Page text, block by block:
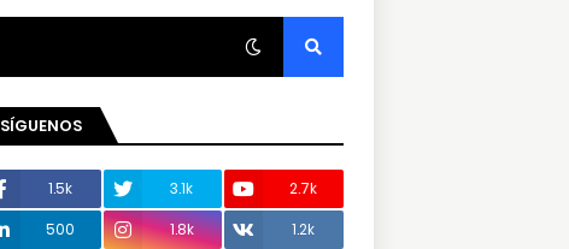
SÍGUENOS
1.5k 3.1k
2.7k
500
1.8k 1.2k